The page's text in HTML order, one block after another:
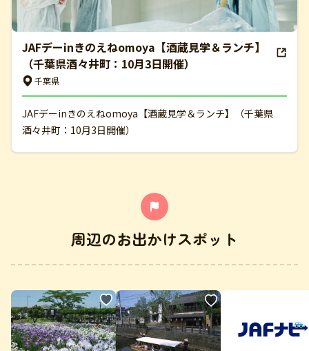
JAFデーinきのえねomoya【酒蔵見学＆ランチ】
（千葉県酒々井町：10月3日開催）
千葉県
JAFデーinきのえねomoya【酒蔵見学＆ランチ】（千葉県
酒々井町：10月3日開催）
周辺のお出かけスポット